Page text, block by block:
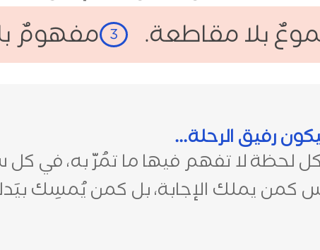
بلا مقاطعة. 3 مفهومٌ
رفيق الرحلة…
لا تفهم فيها ما تمُرّ به، في كل
كمن يملك الإجابة، بل كمن يُمسِك